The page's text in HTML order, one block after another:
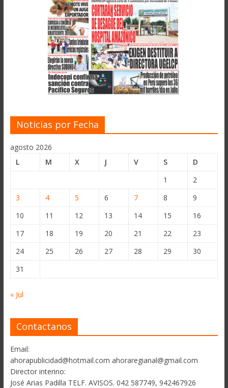
Noticias por Fecha
agosto 2026
L
M X J V S
D
1
2
3
4 5 6 7 8
9
10
11 12 13 14 15
16
17
18 19 20 21 22
23
24
25 26 27 28 29
30
31
« Jul
Contactanos
Email:
ahorapublicidad@hotmail.com ahoraregianal@gmail.com
Director interino:
José Arias Padilla TELF. AVISOS. 042 587749, 942467926